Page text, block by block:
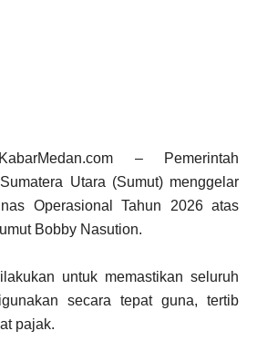
– Pemerintah
Utara (Sumut) menggelar
Operasional Tahun 2026 atas
Bobby Nasution.
untuk memastikan seluruh
secara tepat guna, tertib
pajak.